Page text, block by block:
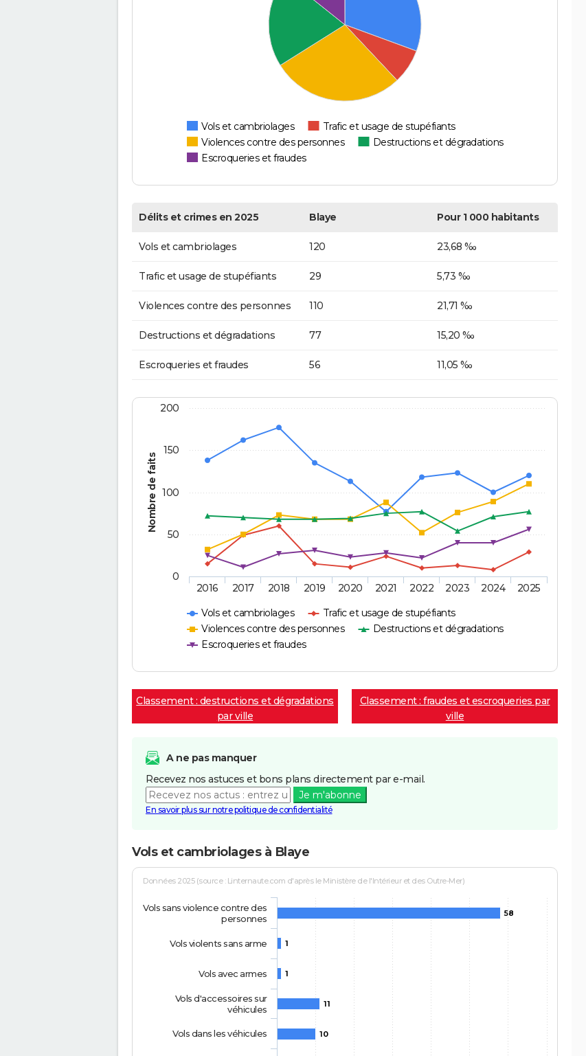
Vols et cambriolages
Trafic et usage de stupéfiants
Violences contre des personnes
Destructions et dégradations
Escroqueries et fraudes
Délits et crimes en 2025 Blaye Pour 1 000 habitants
Vols et cambriolages 120 23,68 ‰
Trafic et usage de stupéfiants 29 5,73 ‰
Violences contre des personnes 110 21,71 ‰
Destructions et dégradations 77 15,20 ‰
Escroqueries et fraudes 56 11,05 ‰
Nombre de faits
Vols et cambriolages
Trafic et usage de stupéfiants
Violences contre des personnes
Destructions et dégradations
Escroqueries et fraudes
2016 2017 2018 2019 2020 2021 2022 2023 2024 2025
0
50
100
150
200
Classement : destructions et dégradations
par ville
Classement : fraudes et escroqueries par
ville
A ne pas manquer
Recevez nos astuces et bons plans directement par e-mail.
Je m'abonne
En savoir plus sur notre politique de confidentialité
Vols et cambriolages à Blaye
Données 2025 (source : Linternaute.com d'après le Ministère de l'Intérieur et des Outre-Mer)
58
1
1
11
10
Vols sans violence contre des
personnes
Vols violents sans arme
Vols avec armes
Vols d'accessoires sur
véhicules
Vols dans les véhicules